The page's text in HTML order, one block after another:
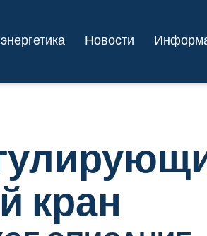
Новости
кран